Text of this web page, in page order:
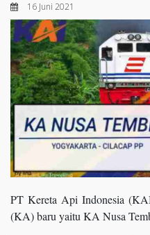
16 Juni 2021
PT Kereta Api Indonesia
(KA) baru yaitu KA Nusa